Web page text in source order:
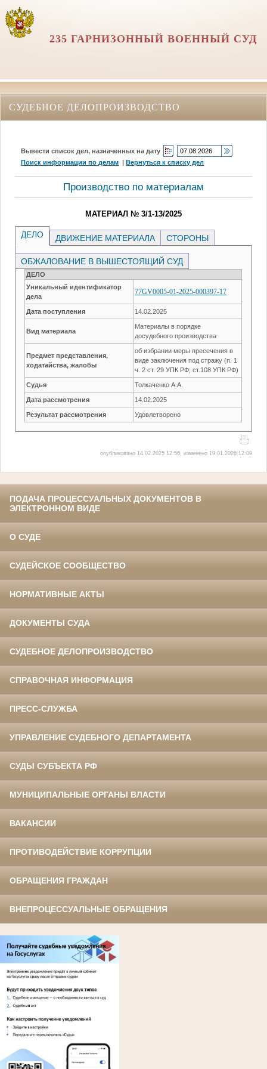
235 ГАРНИЗОННЫЙ ВОЕННЫЙ СУД
СУДЕБНОЕ ДЕЛОПРОИЗВОДСТВО
Вывести список дел, назначенных на дату
Поиск информации по делам |Вернуться к списку дел
Производство по материалам
МАТЕРИАЛ № 3/1-13/2025
ДЕЛО ДВИЖЕНИЕ МАТЕРИАЛА СТОРОНЫ
ОБЖАЛОВАНИЕ В ВЫШЕСТОЯЩИЙ СУД
ДЕЛО
Уникальный идентификатор
дела
77GV0005-01-2025-000397-17
Дата поступления 14.02.2025
Вид материала
Материалы в порядке
досудебного производства
Предмет представления,
ходатайства, жалобы
об избрании меры пресечения в
виде заключения под стражу (п. 1
ч. 2 ст. 29 УПК РФ; ст.108 УПК РФ)
Судья Толкаченко А.А.
Дата рассмотрения 14.02.2025
Результат рассмотрения Удовлетворено
опубликовано 14.02.2025 12:56, изменено 19.01.2026 12:09
ПОДАЧА ПРОЦЕССУАЛЬНЫХ ДОКУМЕНТОВ В
ЭЛЕКТРОННОМ ВИДЕ
О СУДЕ
СУДЕЙСКОЕ СООБЩЕСТВО
НОРМАТИВНЫЕ АКТЫ
ДОКУМЕНТЫ СУДА
СУДЕБНОЕ ДЕЛОПРОИЗВОДСТВО
СПРАВОЧНАЯ ИНФОРМАЦИЯ
ПРЕСС-СЛУЖБА
УПРАВЛЕНИЕ СУДЕБНОГО ДЕПАРТАМЕНТА
СУДЫ СУБЪЕКТА РФ
МУНИЦИПАЛЬНЫЕ ОРГАНЫ ВЛАСТИ
ВАКАНСИИ
ПРОТИВОДЕЙСТВИЕ КОРРУПЦИИ
ОБРАЩЕНИЯ ГРАЖДАН
ВНЕПРОЦЕССУАЛЬНЫЕ ОБРАЩЕНИЯ